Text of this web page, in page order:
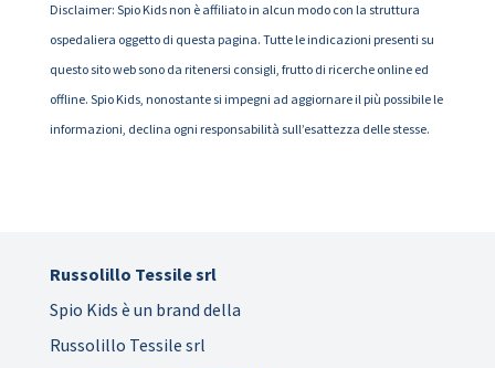
Disclaimer: Spio Kids non è affiliato in alcun modo con la struttura
ospedaliera oggetto di questa pagina. Tutte le indicazioni presenti su
questo sito web sono da ritenersi consigli, frutto di ricerche online ed
offline. Spio Kids, nonostante si impegni ad aggiornare il più possibile le
informazioni, declina ogni responsabilità sull’esattezza delle stesse.
Russolillo Tessile srl
Spio Kids è un brand della
Russolillo Tessile srl